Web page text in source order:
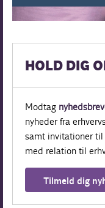
HOLD DIG
Modtag
nyheder fra
samt invitationer
med relation til
Tilmeld dig